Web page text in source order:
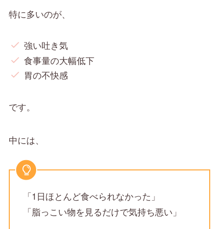
特に多いのが、
強い吐き気
食事量の大幅低下
胃の不快感
です。
中には、
「1日ほとんど食べられなかった」
「脂っこい物を見るだけで気持ち悪い」